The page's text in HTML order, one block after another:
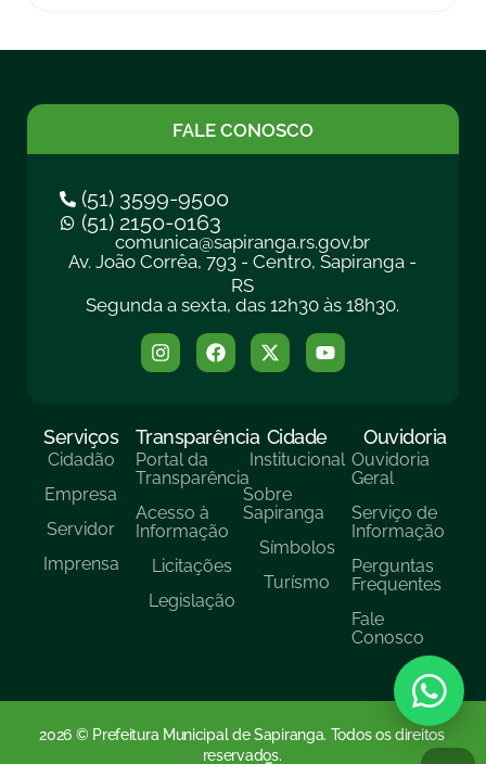
FALE CONOSCO
(51) 3599-9500
(51) 2150-0163
comunica@sapiranga.rs.gov.br
Av. João Corrêa, 793 - Centro, Sapiranga -
RS
Segunda a sexta, das 12h30 às 18h30.
Serviços
Cidadão
Empresa
Servidor
Imprensa
Transparência
Portal da
Transparência
Acesso à
Informação
Licitações
Legislação
Cidade
Institucional
Sobre
Sapiranga
Símbolos
Turísmo
Ouvidoria
Ouvidoria
Geral
Serviço de
Informação
Perguntas
Frequentes
Fale
Conosco
2026 © Prefeitura Municipal de Sapiranga. Todos os direitos
reservados.